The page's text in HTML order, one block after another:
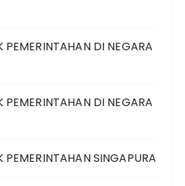
PEMERINTAHAN DI NEGARA
PEMERINTAHAN DI NEGARA
SINGAPURA